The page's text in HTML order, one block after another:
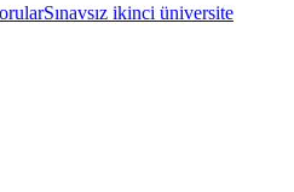
Sınavsız ikinci üniversite